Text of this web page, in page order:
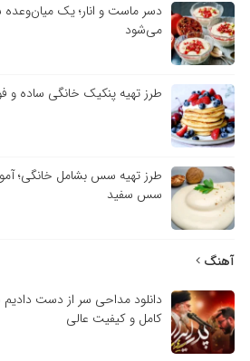
می‌شود
طرز تهیه پنکیک خانگی ساده و فوری؛
طرز تهیه سس بشامل خانگی؛
سس سفید
آهنگ
دانلود مداحی سر از دست
کامل و کیفیت عالی